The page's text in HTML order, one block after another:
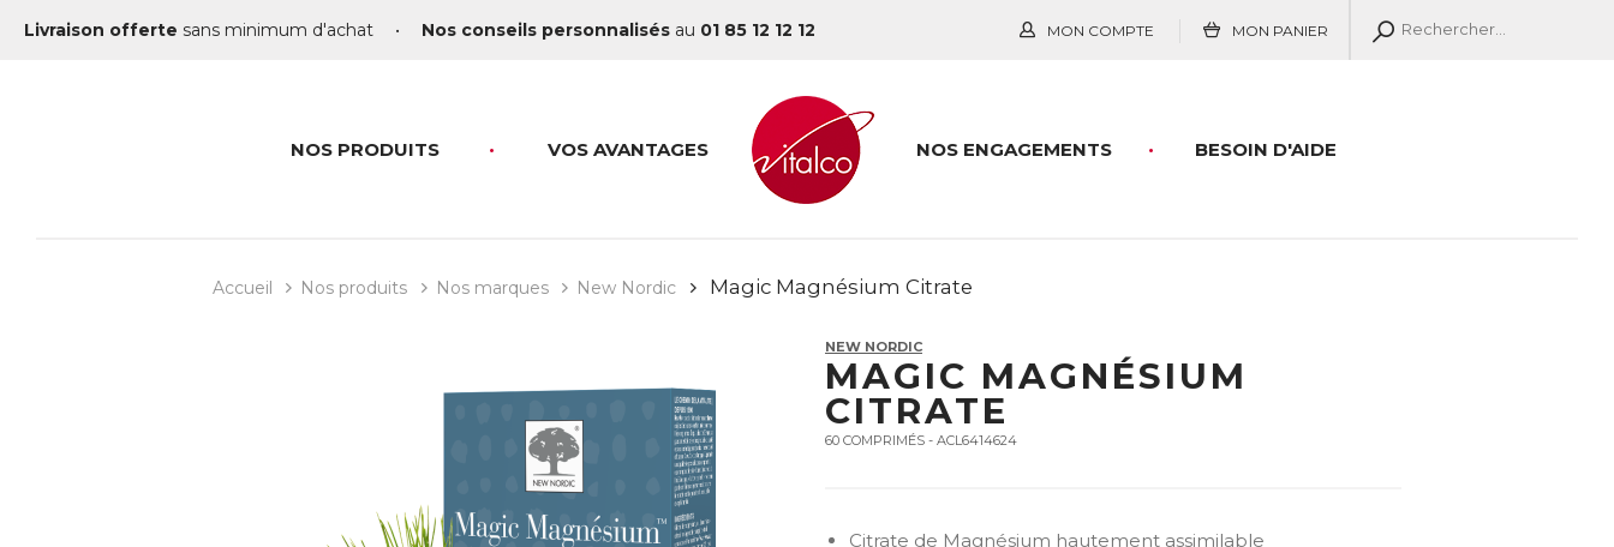
Livraison offerte sans minimum d'achat • Nos conseils personnalisés au 01 85 12 12 12 MON COMPTE MON PANIER
NOS PRODUITS VOS AVANTAGES BESOIN D'AIDE
NOS ENGAGEMENTS
Accueil Nos produits Nos marques New Nordic Magic Magnésium Citrate
NEW NORDIC
MAGIC MAGNÉSIUM
CITRATE
60 COMPRIMÉS - ACL6414624
Citrate de Magnésium hautement assimilable